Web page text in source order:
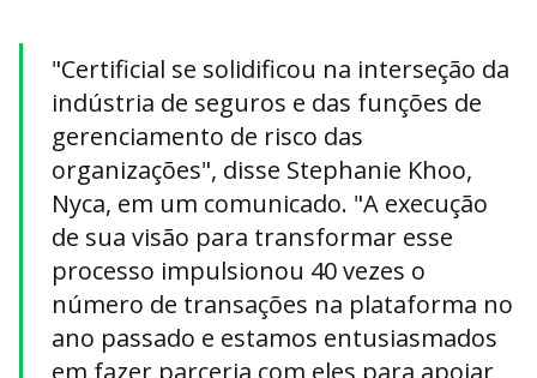
"Certificial se solidificou na interseção da
indústria de seguros e das funções de
gerenciamento de risco das
organizações", disse Stephanie Khoo,
Nyca, em um comunicado. "A execução
de sua visão para transformar esse
processo impulsionou 40 vezes o
número de transações na plataforma no
ano passado e estamos entusiasmados
em fazer parceria com eles para apoiar